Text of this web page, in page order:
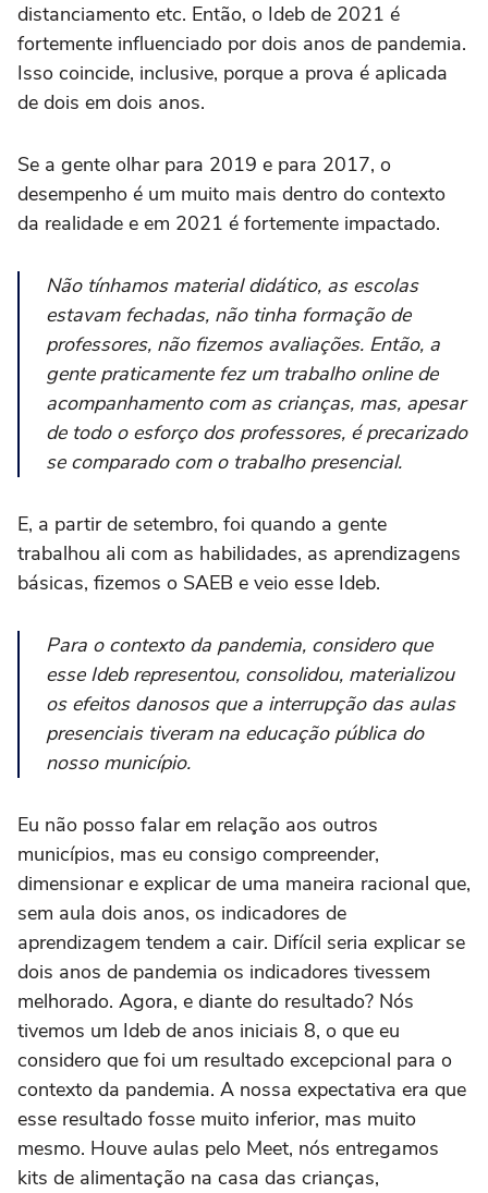
distanciamento etc. Então, o Ideb de 2021 é
fortemente influenciado por dois anos de pandemia.
Isso coincide, inclusive, porque a prova é aplicada
de dois em dois anos.
Se a gente olhar para 2019 e para 2017, o
desempenho é um muito mais dentro do contexto
da realidade e em 2021 é fortemente impactado.
Não tínhamos material didático, as escolas
estavam fechadas, não tinha formação de
professores, não fizemos avaliações. Então, a
gente praticamente fez um trabalho online de
acompanhamento com as crianças, mas, apesar
de todo o esforço dos professores, é precarizado
se comparado com o trabalho presencial.
E, a partir de setembro, foi quando a gente
trabalhou ali com as habilidades, as aprendizagens
básicas, fizemos o SAEB e veio esse Ideb.
Para o contexto da pandemia, considero que
esse Ideb representou, consolidou, materializou
os efeitos danosos que a interrupção das aulas
presenciais tiveram na educação pública do
nosso município.
Eu não posso falar em relação aos outros
municípios, mas eu consigo compreender,
dimensionar e explicar de uma maneira racional que,
sem aula dois anos, os indicadores de
aprendizagem tendem a cair. Difícil seria explicar se
dois anos de pandemia os indicadores tivessem
melhorado. Agora, e diante do resultado? Nós
tivemos um Ideb de anos iniciais 8, o que eu
considero que foi um resultado excepcional para o
contexto da pandemia. A nossa expectativa era que
esse resultado fosse muito inferior, mas muito
mesmo. Houve aulas pelo Meet, nós entregamos
kits de alimentação na casa das crianças,